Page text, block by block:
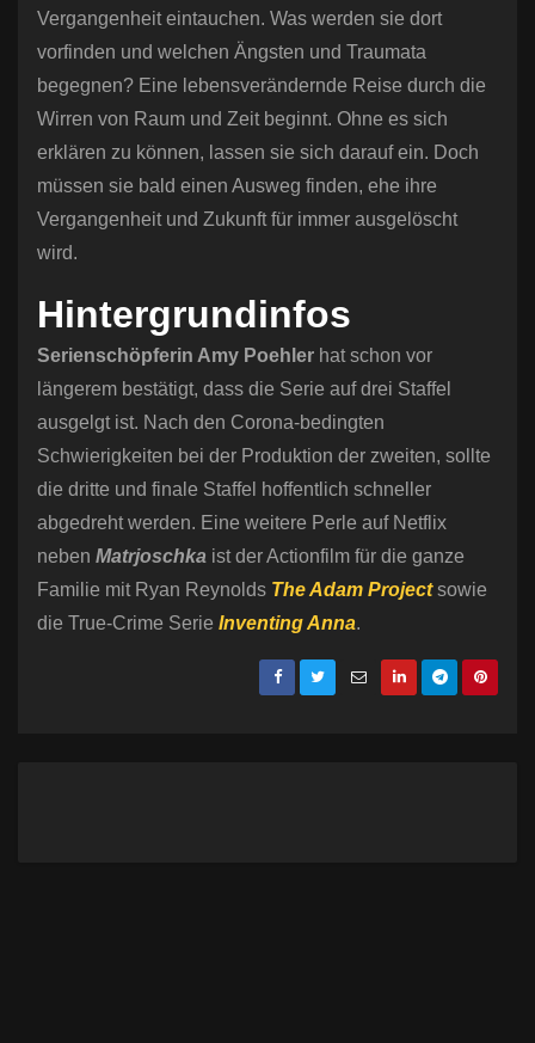
Vergangenheit eintauchen. Was werden sie dort
vorfinden und welchen Ängsten und Traumata
begegnen? Eine lebensverändernde Reise durch die
Wirren von Raum und Zeit beginnt. Ohne es sich
erklären zu können, lassen sie sich darauf ein. Doch
müssen sie bald einen Ausweg finden, ehe ihre
Vergangenheit und Zukunft für immer ausgelöscht
wird.
Hintergrundinfos
Serienschöpferin Amy Poehler hat schon vor
längerem bestätigt, dass die Serie auf drei Staffel
ausgelgt ist. Nach den Corona-bedingten
Schwierigkeiten bei der Produktion der zweiten, sollte
die dritte und finale Staffel hoffentlich schneller
abgedreht werden. Eine weitere Perle auf Netflix
neben Matrjoschka ist der Actionfilm für die ganze
Familie mit Ryan Reynolds The Adam Projectsowie
die True-Crime Serie Inventing Anna.